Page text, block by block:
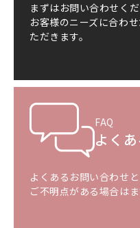
まずはお問い合わせくだ
お客様のニーズに合わ
ただきます。
FAQ
よく
よくあるお問い合わせ
ご不明点がある場合は